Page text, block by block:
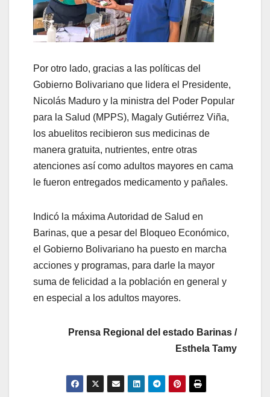
Por otro lado, gracias a las políticas del
Gobierno Bolivariano que lidera el Presidente,
Nicolás Maduro y la ministra del Poder Popular
para la Salud (MPPS), Magaly Gutiérrez Viña,
los abuelitos recibieron sus medicinas de
manera gratuita, nutrientes, entre otras
atenciones así como adultos mayores en cama
le fueron entregados medicamento y pañales.
Indicó la máxima Autoridad de Salud en
Barinas, que a pesar del Bloqueo Económico,
el Gobierno Bolivariano ha puesto en marcha
acciones y programas, para darle la mayor
suma de felicidad a la población en general y
en especial a los adultos mayores.
Prensa Regional del estado Barinas /
Esthela Tamy